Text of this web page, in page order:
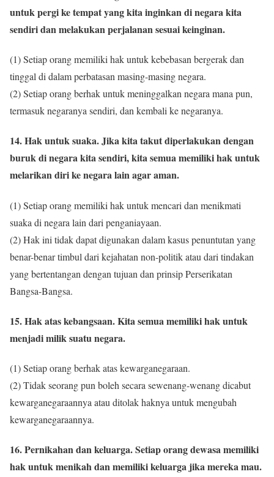
untuk pergi ke tempat yang kita inginkan di negara kita
sendiri dan melakukan perjalanan sesuai keinginan.
(1) Setiap orang memiliki hak untuk kebebasan bergerak dan
tinggal di dalam perbatasan masing-masing negara.
(2) Setiap orang berhak untuk meninggalkan negara mana pun,
termasuk negaranya sendiri, dan kembali ke negaranya.
14. Hak untuk suaka. Jika kita takut diperlakukan dengan
buruk di negara kita sendiri, kita semua memiliki hak untuk
melarikan diri ke negara lain agar aman.
(1) Setiap orang memiliki hak untuk mencari dan menikmati
suaka di negara lain dari penganiayaan.
(2) Hak ini tidak dapat digunakan dalam kasus penuntutan yang
benar-benar timbul dari kejahatan non-politik atau dari tindakan
yang bertentangan dengan tujuan dan prinsip Perserikatan
Bangsa-Bangsa.
15. Hak atas kebangsaan. Kita semua memiliki hak untuk
menjadi milik suatu negara.
(1) Setiap orang berhak atas kewarganegaraan.
(2) Tidak seorang pun boleh secara sewenang-wenang dicabut
kewarganegaraannya atau ditolak haknya untuk mengubah
kewarganegaraannya.
16. Pernikahan dan keluarga. Setiap orang dewasa memiliki
hak untuk menikah dan memiliki keluarga jika mereka mau.